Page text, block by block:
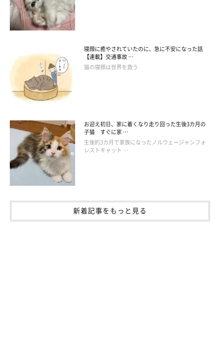
寝顔に癒やされていたのに、急に不安になった話
【連載】交通事故 …
猫の寝顔は世界を救う
お迎え初日、家に着くなり走り回った生後3カ月の
子猫 すぐに家 …
生後約3カ月で家族になったノルウェージャンフォ
レストキャット …
新着記事をもっと見る